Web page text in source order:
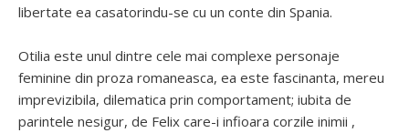
libertate ea casatorindu-se cu un conte din Spania.
Otilia este unul dintre cele mai complexe personaje
feminine din proza romaneasca, ea este fascinanta, mereu
imprevizibila, dilematica prin comportament; iubita de
parintele nesigur, de Felix care-i infioara corzile inimii ,